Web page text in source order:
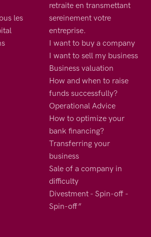
les
retraite en transmettant
sereinement votre
entreprise.
I want to buy a company
I want to sell my business
Business valuation
How and when to raise
funds successfully?
Operational Advice
How to optimize your
bank financing?
Transferring your
business
Sale of a company in
difficulty
Divestment - Spin-off -
Spin-off”